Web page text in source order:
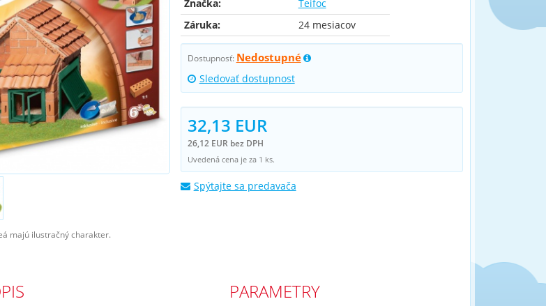
majú ilustračný charakter.
Značka:
Teifoc
Záruka:
24 mesiacov
Dostupnosť: Nedostupné
Sledovať dostupnost
32,13 EUR
26,12 EUR bez DPH
Uvedená cena je za 1 ks.
Spýtajte sa predavača
PARAMETRY